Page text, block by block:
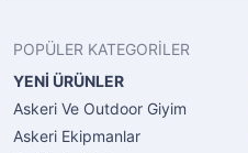
POPÜLER KATEGORİLER
YENİ ÜRÜNLER
Askeri Ve Outdoor Giyim
Askeri Ekipmanlar